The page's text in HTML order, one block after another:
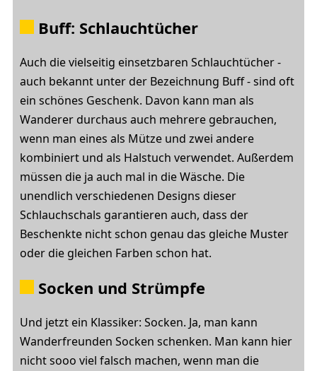
Buff: Schlauchtücher
Auch die vielseitig einsetzbaren Schlauchtücher -
auch bekannt unter der Bezeichnung Buff - sind oft
ein schönes Geschenk. Davon kann man als
Wanderer durchaus auch mehrere gebrauchen,
wenn man eines als Mütze und zwei andere
kombiniert und als Halstuch verwendet. Außerdem
müssen die ja auch mal in die Wäsche. Die
unendlich verschiedenen Designs dieser
Schlauchschals garantieren auch, dass der
Beschenkte nicht schon genau das gleiche Muster
oder die gleichen Farben schon hat.
Socken und Strümpfe
Und jetzt ein Klassiker: Socken. Ja, man kann
Wanderfreunden Socken schenken. Man kann hier
nicht sooo viel falsch machen, wenn man die